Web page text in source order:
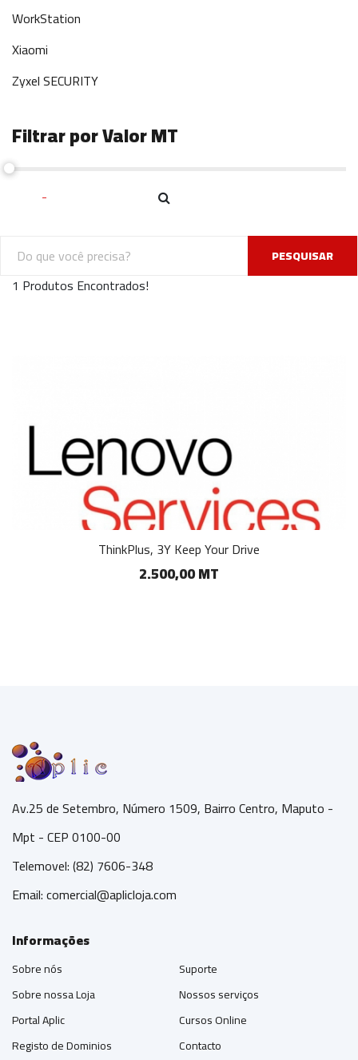
WorkStation
Xiaomi
Zyxel SECURITY
Filtrar por Valor MT
PESQUISAR
1 Produtos Encontrados!
ThinkPlus, 3Y Keep Your Drive
2.500,00 MT
Av.25 de Setembro, Número 1509, Bairro Centro, Maputo -
Mpt - CEP 0100-00
Telemovel: (82) 7606-348
Email:comercial@aplicloja.com
Informações
Sobre nós
Sobre nossa Loja
Portal Aplic
Registo de Dominios
Suporte
Nossos serviços
Cursos Online
Contacto